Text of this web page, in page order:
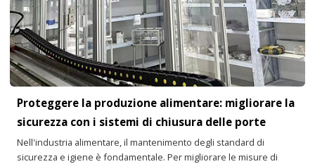
Proteggere la produzione alimentare: migliorare la
sicurezza con i sistemi di chiusura delle porte
Nell'industria alimentare, il mantenimento degli standard di
sicurezza e igiene è fondamentale. Per migliorare le misure di